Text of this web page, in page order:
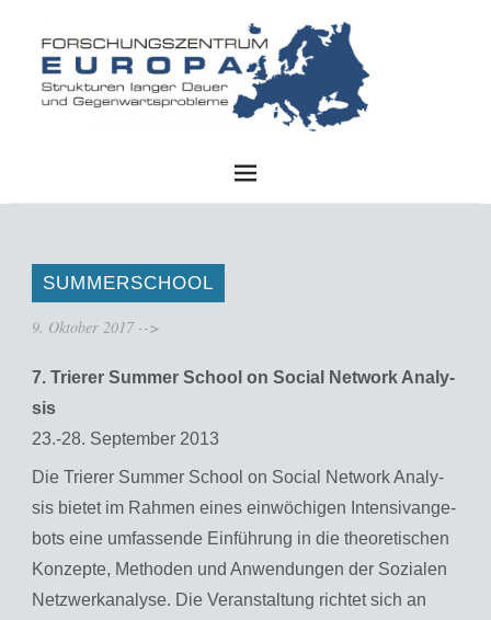
SUMMERSCHOOL
9. Oktober 2017 -->
7. Trie­rer Sum­mer School on So­ci­al Net­work Ana­ly­
sis
23.-28. Sep­tem­ber 2013
Die Trie­rer Sum­mer School on So­ci­al Net­work Ana­ly­
sis bie­tet im Rah­men eines ein­wö­chi­gen In­ten­siv­an­ge­
bots eine um­fas­sen­de Ein­füh­rung in die theo­re­ti­schen
Kon­zep­te, Me­tho­den und An­wen­dun­gen der So­zia­len
Netz­werkana­ly­se. Die Ver­an­stal­tung rich­tet sich an